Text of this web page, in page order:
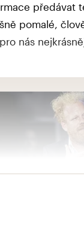
předávat
pomalé,
nás